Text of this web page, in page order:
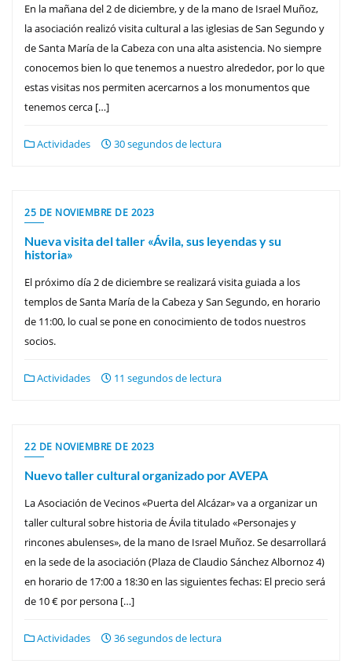
En la mañana del 2 de diciembre, y de la mano de Israel Muñoz,
la asociación realizó visita cultural a las iglesias de San Segundo y
de Santa María de la Cabeza con una alta asistencia. No siempre
conocemos bien lo que tenemos a nuestro alrededor, por lo que
estas visitas nos permiten acercarnos a los monumentos que
tenemos cerca […]
Actividades 30 segundos de lectura
25 DE NOVIEMBRE DE 2023
Nueva visita del taller «Ávila, sus leyendas y su
historia»
El próximo día 2 de diciembre se realizará visita guiada a los
templos de Santa María de la Cabeza y San Segundo, en horario
de 11:00, lo cual se pone en conocimiento de todos nuestros
socios.
Actividades 11 segundos de lectura
22 DE NOVIEMBRE DE 2023
Nuevo taller cultural organizado por AVEPA
La Asociación de Vecinos «Puerta del Alcázar» va a organizar un
taller cultural sobre historia de Ávila titulado «Personajes y
rincones abulenses», de la mano de Israel Muñoz. Se desarrollará
en la sede de la asociación (Plaza de Claudio Sánchez Albornoz 4)
en horario de 17:00 a 18:30 en las siguientes fechas: El precio será
de 10 € por persona […]
Actividades 36 segundos de lectura